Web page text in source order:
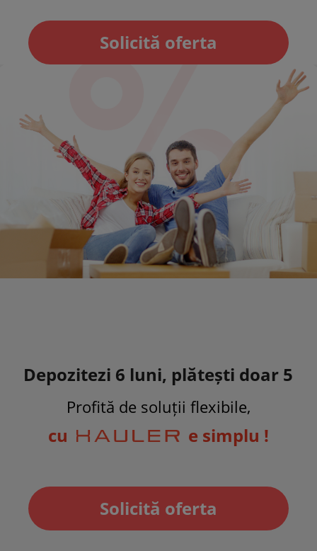
Solicită oferta
Depozitezi 6 luni, plătești doar 5
Profită de soluții flexibile,
cu e simplu !
Solicită oferta